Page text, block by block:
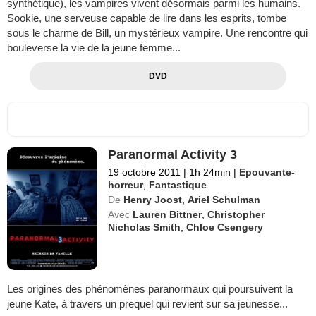
synthétique), les vampires vivent désormais parmi les humains.
Sookie, une serveuse capable de lire dans les esprits, tombe
sous le charme de Bill, un mystérieux vampire. Une rencontre qui
bouleverse la vie de la jeune femme...
DVD
Paranormal Activity 3
19 octobre 2011 | 1h 24min | Epouvante-
horreur, Fantastique
De Henry Joost ,Ariel Schulman
Avec Lauren Bittner,Christopher
Nicholas Smith ,Chloe Csengery
Les origines des phénomènes paranormaux qui poursuivent la
jeune Kate, à travers un prequel qui revient sur sa jeunesse...